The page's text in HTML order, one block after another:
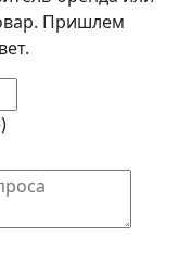
Пришлем